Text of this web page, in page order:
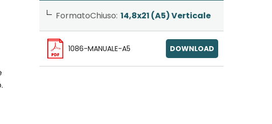
FormatoChiuso: 14,8x21 (A5) Verticale
1086-MANUALE-A5 DOWNLOAD